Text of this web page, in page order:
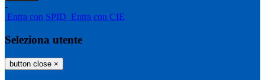
-
Entra con SPID Entra con CIE
Seleziona utente
button close ×